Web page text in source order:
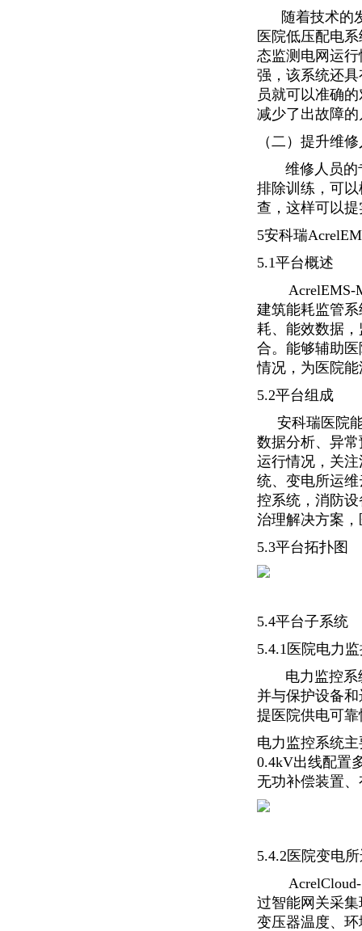
随着技术的发
医院低压配电
态监测电网运
强，该系统还
员就可以准确
减少了出故障
（二）提升维
维修人员的专
排除训练，可
查，这样可以
5安科瑞
5.1平台概述
AcrelEMS-
建筑能耗监管
耗、能效数据
合。能够辅助
情况，为医院
5.2平台组成
安科瑞医院能
数据分析、异
运行情况，关
统、变电所运
控系统，消防
治理解决方案
5.3平台拓扑图
5.4平台子系统
5.4.1医院电力
电力监控系统
并与保护设备
提医院供电可靠
电力监控系统
0.4kV出线配置
无功补偿装置
5.4.2医院变电
AcrelCloud-
过智能网关采
变压器温度、